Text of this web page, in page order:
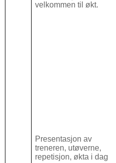
velkommen til økt.
Presentasjon av
treneren, utøverne,
repetisjon, økta i dag